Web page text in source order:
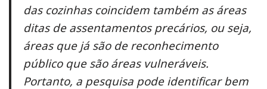
das cozinhas coincidem também as áreas
ditas de assentamentos precários, ou seja,
áreas que já são de reconhecimento
público que são áreas vulneráveis.
Portanto, a pesquisa pode identificar bem